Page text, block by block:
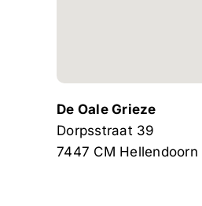
De Oale Grieze
Dorpsstraat 39
7447 CM Hellendoorn